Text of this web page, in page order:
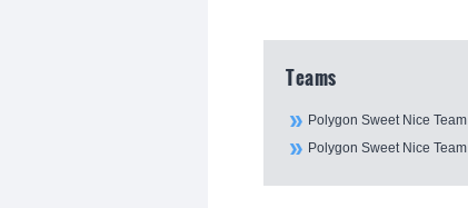
Teams
Polygon Sweet Nice Team
Polygon Sweet Nice Team